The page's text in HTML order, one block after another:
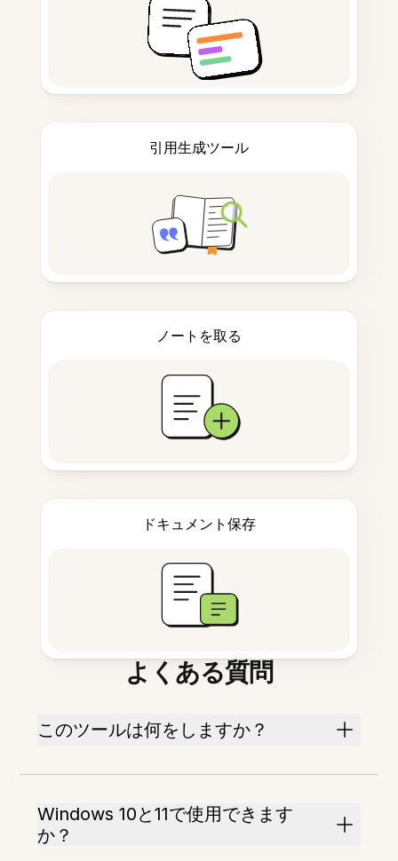
引用生成ツール
ノートを取る
ドキュメント保存
よくある質問
このツールは何をしますか？
Windows 10と11で使用できます
か？